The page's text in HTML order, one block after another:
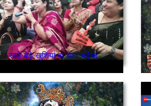
साडे बेड़े खुशियां दा चन्न चढ़ेया